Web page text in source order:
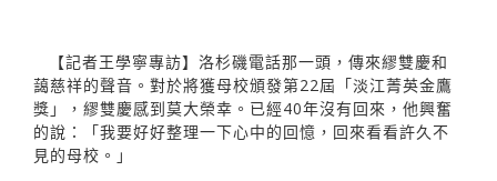
【記者王學寧專訪】洛杉磯電話那一頭，傳來繆雙慶和
藹慈祥的聲音。對於將獲母校頒發第22屆「淡江菁英金鷹
獎」，繆雙慶感到莫大榮幸。已經40年沒有回來，他興奮
的說：「我要好好整理一下心中的回憶，回來看看許久不
見的母校。」